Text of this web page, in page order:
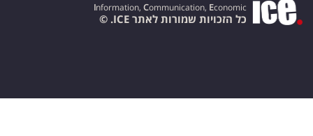
Information, Communication, Economic
כל הזכויות שמורות לאתר ICE. ©